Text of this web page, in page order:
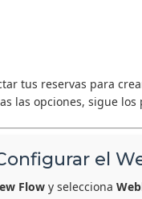
tus reservas para
las opciones, sigue
el
Flowy selecciona